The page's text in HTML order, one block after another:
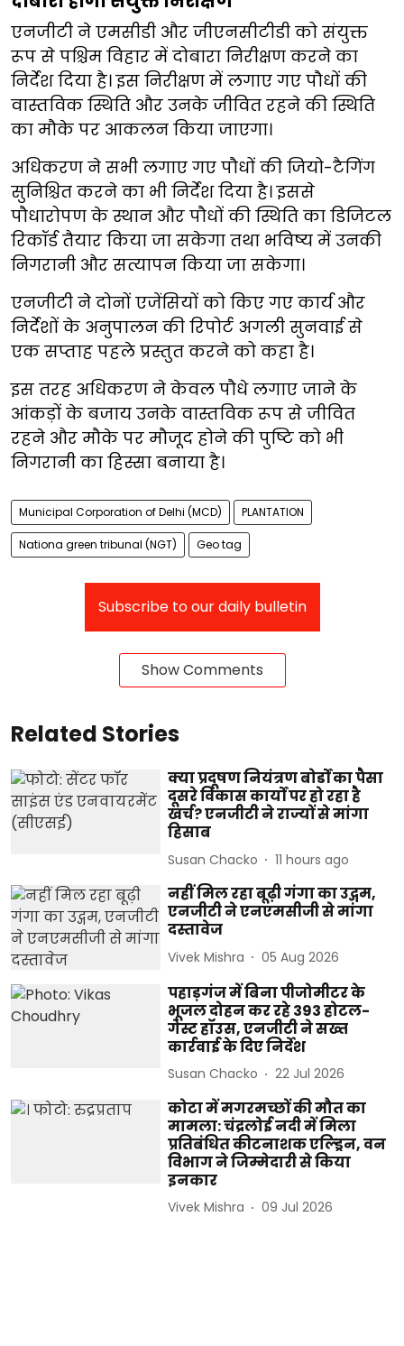
एनजीटी ने एमसीडी और जीएनसीटीडी को संयुक्त
रूप से पश्चिम विहार में दोबारा निरीक्षण करने का
निर्देश दिया है। इस निरीक्षण में लगाए गए पौधों की
वास्तविक स्थिति और उनके जीवित रहने की स्थिति
का मौके पर आकलन किया जाएगा।
अधिकरण ने सभी लगाए गए पौधों की जियो-टैगिंग
सुनिश्चित करने का भी निर्देश दिया है। इससे
पौधारोपण के स्थान और पौधों की स्थिति का डिजिटल
रिकॉर्ड तैयार किया जा सकेगा तथा भविष्य में उनकी
निगरानी और सत्यापन किया जा सकेगा।
एनजीटी ने दोनों एजेंसियों को किए गए कार्य और
निर्देशों के अनुपालन की रिपोर्ट अगली सुनवाई से
एक सप्ताह पहले प्रस्तुत करने को कहा है।
इस तरह अधिकरण ने केवल पौधे लगाए जाने के
आंकड़ों के बजाय उनके वास्तविक रूप से जीवित
रहने और मौके पर मौजूद होने की पुष्टि को भी
निगरानी का हिस्सा बनाया है।
Municipal Corporation of Delhi (MCD) PLANTATION
Nationa green tribunal (NGT) Geo tag
Subscribe to our daily bulletin
Show Comments
Related Stories
क्या प्रदूषण नियंत्रण बोर्डों का पैसा
दूसरे विकास कार्यों पर हो रहा है
खर्च? एनजीटी ने राज्यों से मांगा
हिसाब
Susan Chacko 11 hours ago
नहीं मिल रहा बूढ़ी गंगा का उद्गम,
एनजीटी ने एनएमसीजी से मांगा
दस्तावेज
Vivek Mishra 05 Aug 2026
पहाड़गंज में बिना पीजोमीटर के
भूजल दोहन कर रहे 393 होटल-
गेस्ट हॉउस, एनजीटी ने सख्त
कार्रवाई के दिए निर्देश
Susan Chacko 22 Jul 2026
कोटा में मगरमच्छों की मौत का
मामला: चंद्रलोई नदी में मिला
प्रतिबंधित कीटनाशक एल्ड्रिन, वन
विभाग ने जिम्मेदारी से किया
इनकार
Vivek Mishra 09 Jul 2026